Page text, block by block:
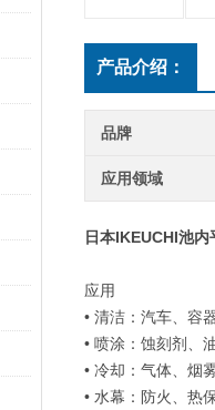
产品介绍：
品牌
应用领域
日本IKEUCHI池
应用
• 清洁：汽车、容
• 喷涂：蚀刻剂、
• 冷却：气体、烟
• 水幕：防火、热